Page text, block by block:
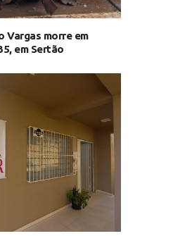
Vargas morre em
em Sertão